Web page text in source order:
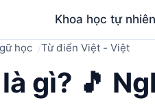
Khoa học tự nhiên
học Từ điển Việt - Việt
gì? 🎵